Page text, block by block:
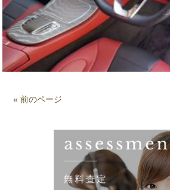
« 前のページ